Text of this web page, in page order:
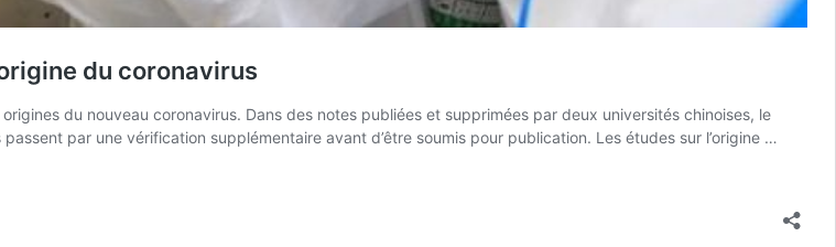
du coronavirus
du nouveau coronavirus. Dans des notes publiées et supprimées par deux universités chinoises, le
par une vérification supplémentaire avant d’être soumis pour publication. Les études sur l’origine …